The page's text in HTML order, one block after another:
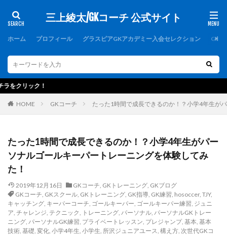
三上綾太/GKコーチ 公式サイト
ホーム プロフィール グラスピアGKアカデミー入会セレクション GK
HOME GKコーチ たった1時間で成長できるのか！？小学4年生が
たった1時間で成長できるのか！？小学4年生がパー
ソナルゴールキーパートレーニングを体験してみ
た！
2019年12月16日 GKコーチ, GKトレーニング, GKブログ
GKコーチ, GKスクール, GKトレーニング, GK指導, GK練習, hosoccer, TJY,
キャッチング, キーパーコーチ, ゴールキーパー, ゴールキーパー練習, ジュニ
ア, チャレンジ, テクニック, トレーニング, パーソナル, パーソナルGKトレー
ニング, パーソナルGK練習, プライベートレッスン, プレジャンプ, 基本, 基本
技術, 基礎, 変化, 小学4年生, 小学生, 所沢ジュニアユース, 構え方, 次世代GKコ
カテゴリー
タグ
1000人突破記念 1周年 1対1
2019
2021年度
2歩 2種登録
erebos
FCバルセロナ
FC東京U-15深川
GK
GKコーチ
GKコーチ育成コース
GKコーチ育成コーススタンダード
GKトレーニング
GKパンツ
GK初心者
GK専門
GK専門パーソナルトレーニング
GK専門パーソナルトレーニングの第一人者
GK指導
GK理論
GK練習 GK道具
GRASPIA